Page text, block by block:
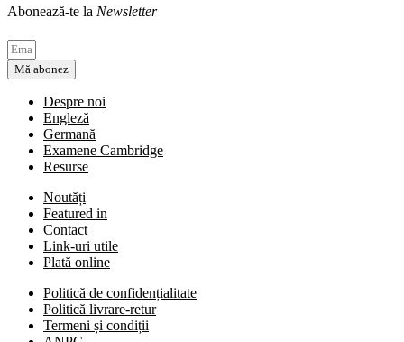
Abonează-te la Newsletter
Mă abonez
Despre noi
Engleză
Germană
Examene Cambridge
Resurse
Noutăți
Featured in
Contact
Link-uri utile
Plată online
Politică de confidențialitate
Politică livrare-retur
Termeni și condiții